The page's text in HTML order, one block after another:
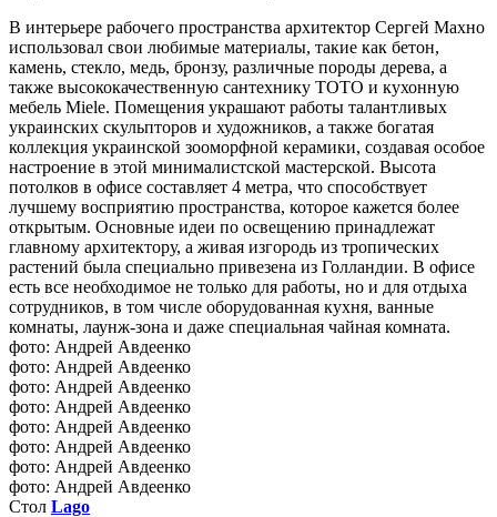
В интерьере рабочего пространства архитектор Сергей Махно
использовал свои любимые материалы, такие как бетон,
камень, стекло, медь, бронзу, различные породы дерева, а
также высококачественную сантехнику TOTO и кухонную
мебель Miele. Помещения украшают работы талантливых
украинских скульпторов и художников, а также богатая
коллекция украинской зооморфной керамики, создавая особое
настроение в этой минималистской мастерской. Высота
потолков в офисе составляет 4 метра, что способствует
лучшему восприятию пространства, которое кажется более
открытым. Основные идеи по освещению принадлежат
главному архитектору, а живая изгородь из тропических
растений была специально привезена из Голландии. В офисе
есть все необходимое не только для работы, но и для отдыха
сотрудников, в том числе оборудованная кухня, ванные
комнаты, лаунж-зона и даже специальная чайная комната.
фото: Андрей Авдеенко
фото: Андрей Авдеенко
фото: Андрей Авдеенко
фото: Андрей Авдеенко
фото: Андрей Авдеенко
фото: Андрей Авдеенко
фото: Андрей Авдеенко
фото: Андрей Авдеенко
Стол Lago